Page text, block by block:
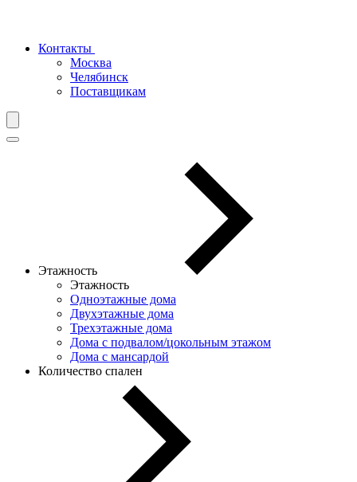
Контакты
Москва
Челябинск
Поставщикам
Этажность
Этажность
Одноэтажные дома
Двухэтажные дома
Трехэтажные дома
Дома с подвалом/цокольным этажом
Дома с мансардой
Количество спален